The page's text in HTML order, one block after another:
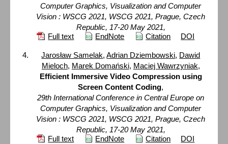
Computer Graphics, Visualization and Computer
Vision : WSCG 2021, WSCG 2021, Prague, Czech
Republic, 17-20 May 2021,
Full text
EndNote Citation DOI
Jarosław Samelak,Adrian Dziembowski, Dawid
Mieloch, Marek Domański, Maciej Wawrzyniak,
Efficient Immersive Video Compression using
Screen Content Coding,
29th International Conference in Central Europe on
Computer Graphics, Visualization and Computer
Vision : WSCG 2021, WSCG 2021, Prague, Czech
Republic, 17-20 May 2021,
Full text
EndNote Citation DOI